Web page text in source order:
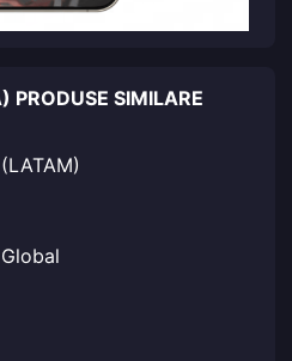
PRODUSE SIMILARE